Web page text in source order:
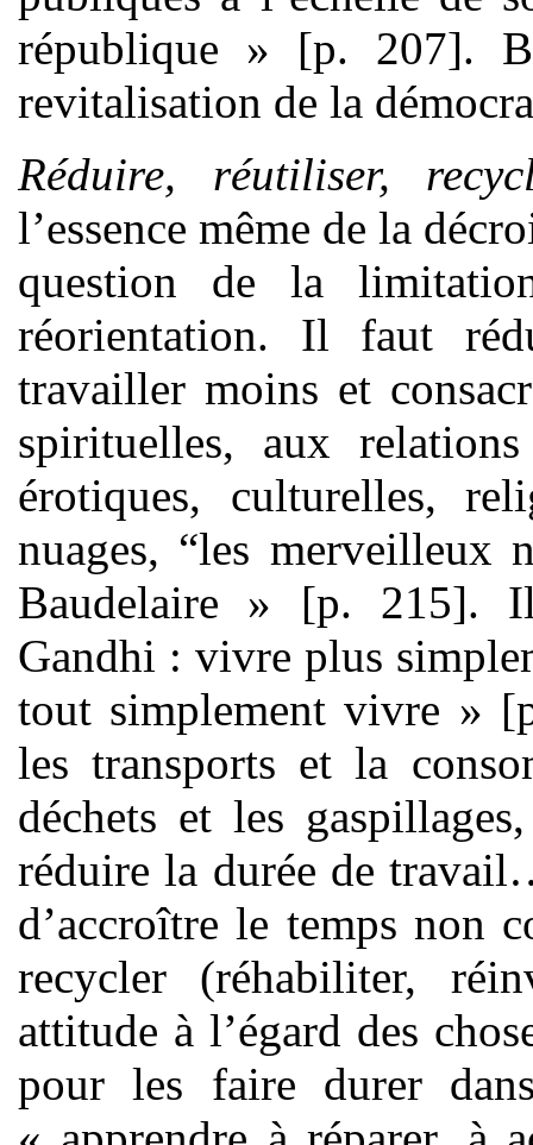
république » [p. 207].
revitalisation de la
Réduire, réutiliser,
l’essence même de la
question de la
réorientation. Il faut
travailler moins et
spirituelles, aux
érotiques, culturelles,
nuages, “les merveilleux
Baudelaire » [p. 215].
Gandhi : vivre plus
tout simplement vivre »
les transports et la
déchets et les
réduire la durée de
d’accroître le temps non
recycler (réhabiliter,
attitude à l’égard des
pour les faire durer